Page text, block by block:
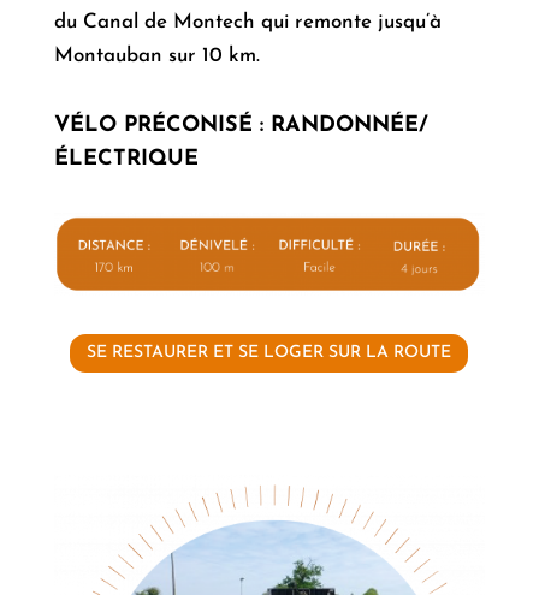
du Canal de Montech qui remonte jusqu’à
Montauban sur 10 km.
VÉLO PRÉCONISÉ : RANDONNÉE/
ÉLECTRIQUE
SE RESTAURER ET SE LOGER SUR LA ROUTE